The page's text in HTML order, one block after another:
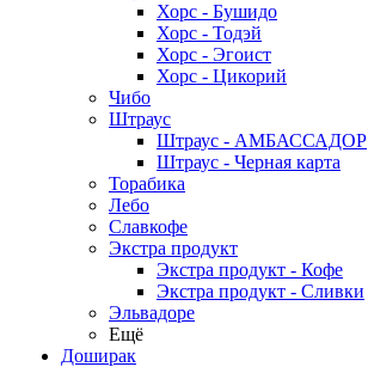
Хорс - Бушидо
Хорс - Тодэй
Хорс - Эгоист
Хорс - Цикорий
Чибо
Штраус
Штраус - АМБАССАДОР
Штраус - Черная карта
Торабика
Лебо
Славкофе
Экстра продукт
Экстра продукт - Кофе
Экстра продукт - Сливки
Эльвадоре
Ещё
Доширак